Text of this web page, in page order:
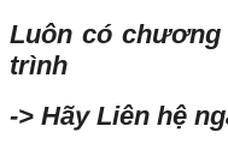
Luôn có
trình
-> Hãy Liên hệ